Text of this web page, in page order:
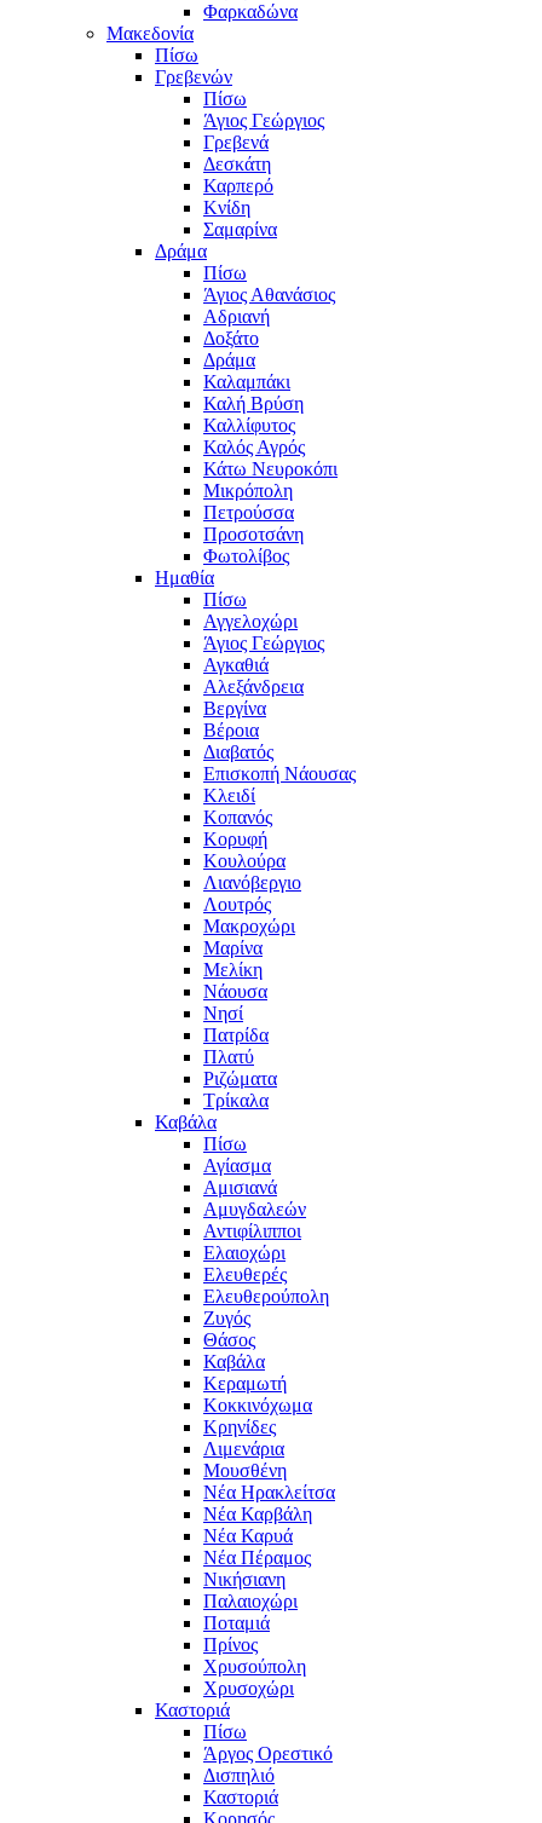
Φαρκαδώνα
Μακεδονία
Πίσω
Γρεβενών
Πίσω
Άγιος Γεώργιος
Γρεβενά
Δεσκάτη
Καρπερό
Κνίδη
Σαμαρίνα
Δράμα
Πίσω
Άγιος Αθανάσιος
Αδριανή
Δοξάτο
Δράμα
Καλαμπάκι
Καλή Βρύση
Καλλίφυτος
Καλός Αγρός
Κάτω Νευροκόπι
Μικρόπολη
Πετρούσσα
Προσοτσάνη
Φωτολίβος
Ημαθία
Πίσω
Αγγελοχώρι
Άγιος Γεώργιος
Αγκαθιά
Αλεξάνδρεια
Βεργίνα
Βέροια
Διαβατός
Επισκοπή Νάουσας
Κλειδί
Κοπανός
Κορυφή
Κουλούρα
Λιανόβεργιο
Λουτρός
Μακροχώρι
Μαρίνα
Μελίκη
Νάουσα
Νησί
Πατρίδα
Πλατύ
Ριζώματα
Τρίκαλα
Καβάλα
Πίσω
Αγίασμα
Αμισιανά
Αμυγδαλεών
Αντιφίλιπποι
Ελαιοχώρι
Ελευθερές
Ελευθερούπολη
Ζυγός
Θάσος
Καβάλα
Κεραμωτή
Κοκκινόχωμα
Κρηνίδες
Λιμενάρια
Μουσθένη
Νέα Ηρακλείτσα
Νέα Καρβάλη
Νέα Καρυά
Νέα Πέραμος
Νικήσιανη
Παλαιοχώρι
Ποταμιά
Πρίνος
Χρυσούπολη
Χρυσοχώρι
Καστοριά
Πίσω
Άργος Ορεστικό
Δισπηλιό
Καστοριά
Κορησός